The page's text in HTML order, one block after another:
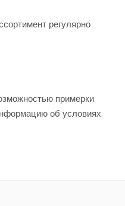
регулярно
примерки
об условиях